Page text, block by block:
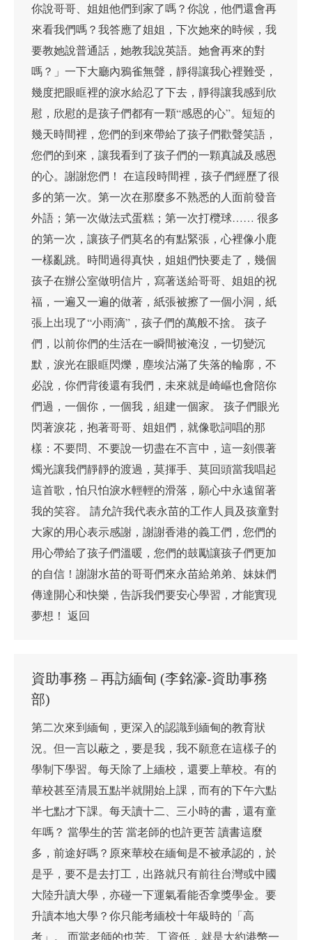
你說哥哥、姐姐他們到家了嗎？你說，他們還會再
來看我們嗎？我答應了姐姐，下次她來的時候，我
要教她說普通話，她教我說英語。她會再來的對
嗎？」一下大廳內鴉雀無聲，靜得讓我心裡難受，
幾度把眼眶裡的淚水給忍了下去，靜得讓我感到欣
慰，欣慰的是孩子們都有一顆“感恩的心”。短短的
幾天時間裡，您們的到來帶給了孩子們歡聲笑語，
您們的到來，讓我看到了孩子們的一顆真誠及感恩
的心。謝謝您們！ 在這段時間裡，孩子們經歷了很
多的第一次。第一次在那麼多不熟悉的人面前發音
外語；第一次做法式蛋糕；第一次打欖球…… 很多
的第一次，讓孩子們莫名的有點緊張，心裡像小鹿
一樣亂跳。時間過得真快，姐姐們快要走了，幾個
孩子在辦公室做明信片，寫著送給哥哥、姐姐的祝
福，一遍又一遍的做著，紙張被擦了一個小洞，紙
張上出現了“小雨滴”，孩子們的萬般不捨。 孩子
們，以前你們的生活在一瞬間被淹沒，一切變沉
默，淚光在眼眶閃爍，塵埃沾滿了失落的輪廓，不
必說，你們背後還有我們，未來就是崎嶇也會陪你
們過，一個你，一個我，組建一個家。 孩子們眼光
閃著淚花，抱著哥哥、姐姐們，就像歌詞唱的那
樣：不要問、不要說一切盡在不言中，這一刻偎著
燭光讓我們靜靜的渡過，莫揮手、莫回頭當我唱起
這首歌，怕只怕淚水輕輕的滑落，願心中永遠留著
我的笑容。 請允許我代表永苗的工作人員及孩童對
大家的用心表示感謝，謝謝香港的義工們，您們的
用心帶給了孩子們溫暖，您們的鼓勵讓孩子們更加
的自信！謝謝水苗的哥哥們來永苗給弟弟、妹妹們
傳達開心和快樂，告訴我們要安心學習，才能實現
夢想！ 返回
資助事務 – 再訪緬甸 (李銘濠-資助事務
部)
第二次來到緬甸，更深入的認識到緬甸的教育狀
況。但一言以蔽之，要是我，我不願意在這樣子的
學制下學習。每天除了上緬校，還要上華校。有的
華校甚至清晨五點半就開始上課，而有的下午六點
半七點才下課。每天讀十二、三小時的書，還有童
年嗎？ 當學生的苦 當老師的也許更苦 讀書這麼
多，前途好嗎？原來華校在緬甸是不被承認的，於
是乎，要不是去打工，出路就只有前往台灣或中國
大陸升讀大學，亦碰一下運氣看能否拿獎學金。要
升讀本地大學？你只能考緬校十年級時的「高
考」。 而當老師的也苦。工資低，就是大約港幣一